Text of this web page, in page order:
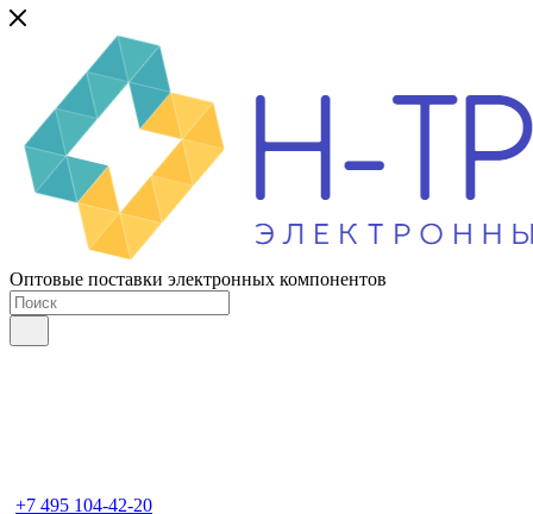
Оптовые поставки электронных компонентов
+7 495 104-42-20